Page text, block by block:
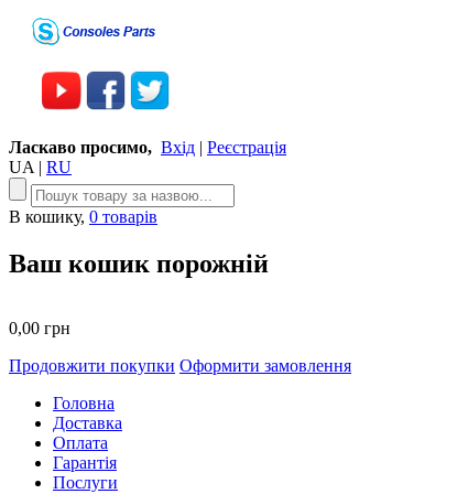
Ласкаво просимо, Вхід | Реєстрація
UA | RU
В кошику, 0 товарів
Ваш кошик порожній
0,00 грн
Продовжити покупки Оформити замовлення
Головна
Доставка
Оплата
Гарантія
Послуги